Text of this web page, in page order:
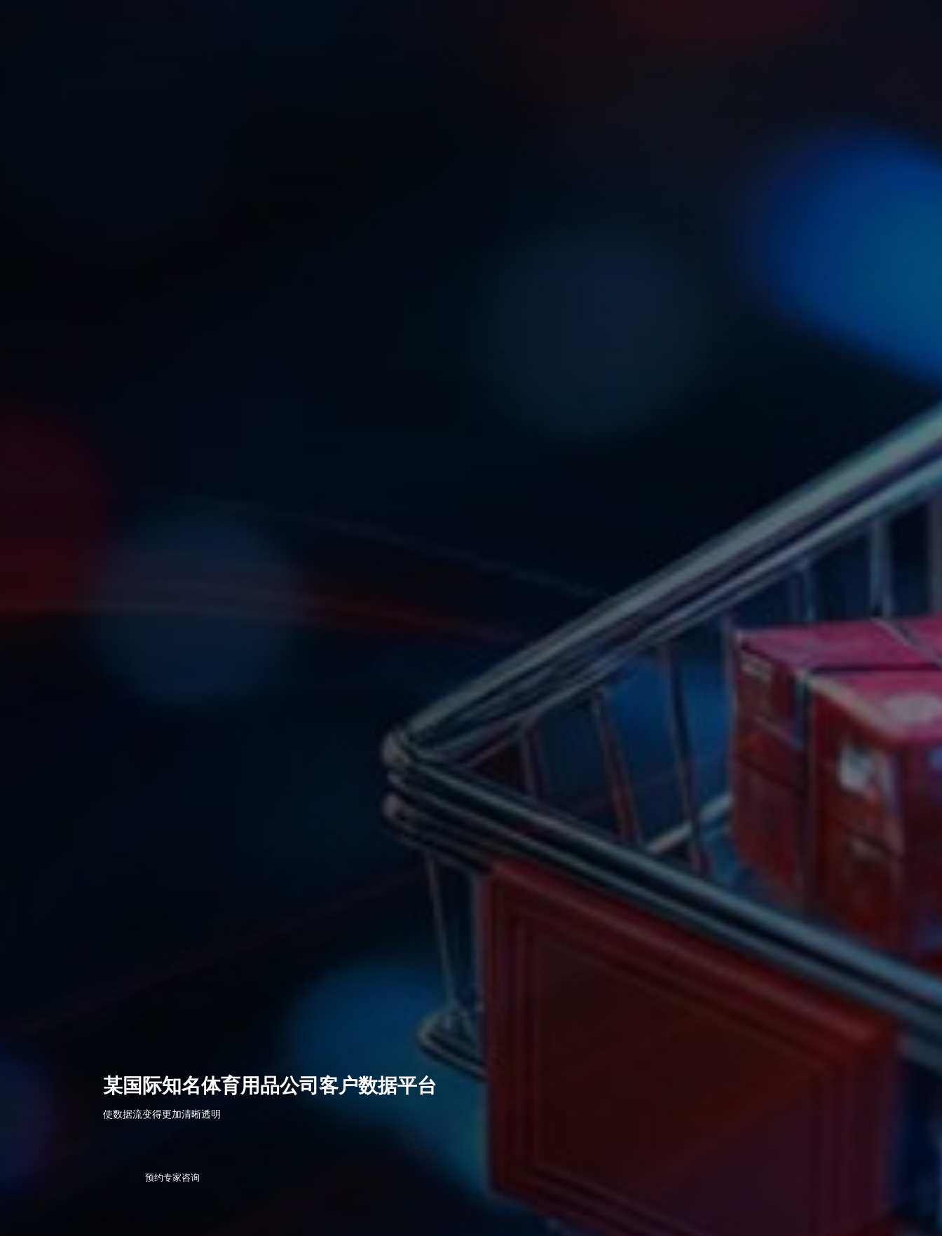
某国际知名体育用品公司客户数据平台
使数据流变得更加清晰透明
预约专家咨询